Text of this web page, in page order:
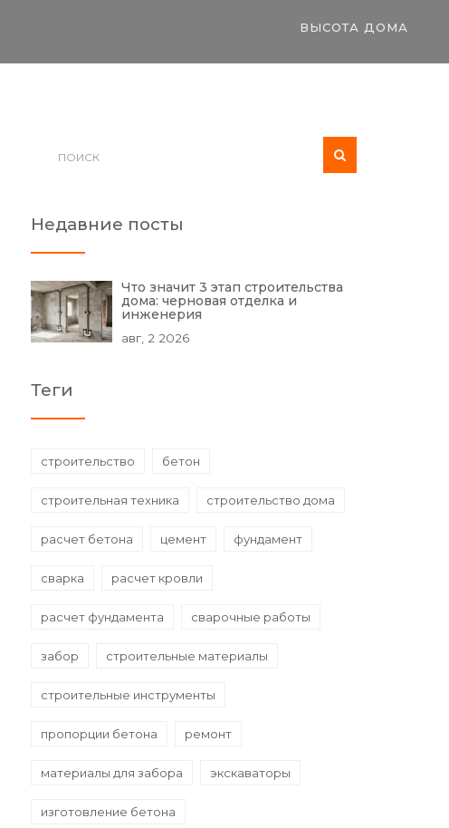
ВЫСОТА ДОМА
Недавние посты
Что значит 3 этап строительства
дома: черновая отделка и
инженерия
авг, 2 2026
Теги
строительство бетон
строительная техника строительство дома
расчет бетона цемент фундамент
сварка расчет кровли
расчет фундамента сварочные работы
забор строительные материалы
строительные инструменты
пропорции бетона ремонт
материалы для забора экскаваторы
изготовление бетона